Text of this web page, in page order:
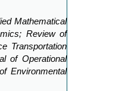
Mathematical
Review of
Transportation
of Operational
Environmental